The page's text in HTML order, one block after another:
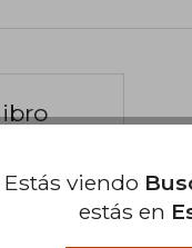
Estás viendo
estás en